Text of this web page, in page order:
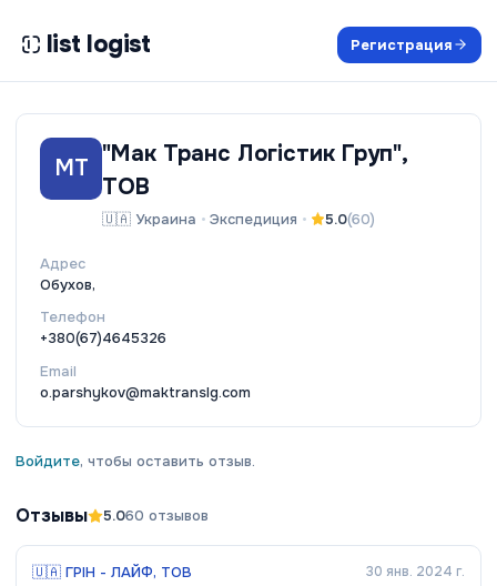
list logist Регистрация
МТ
"Мак Транс Логістик Груп",
ТОВ
🇺🇦 Украина • Экспедиция • 5.0(60)
Адрес
Обухов,
Телефон
+380(67)4645326
Email
o.parshykov@maktranslg.com
Войдите, чтобы оставить отзыв.
Отзывы 5.060 отзывов
🇺🇦 ГРІН - ЛАЙФ, ТОВ
30 янв. 2024 г.